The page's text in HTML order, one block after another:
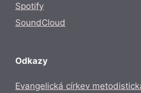
Spotify
SoundCloud
Odkazy
Evangelická církev